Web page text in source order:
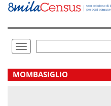
Vai
direttamente
Toggle
navigation
.
MOMBASIGLIO